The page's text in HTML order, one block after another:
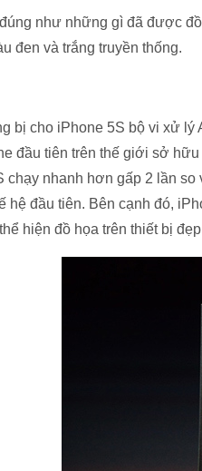
như những gì đã được
đen và trắng truyền thống.
bị cho iPhone 5S bộ vi xử
đầu tiên trên thế giới sở
chạy nhanh hơn gấp 2 lần
hệ đầu tiên. Bên cạnh đó,
hiện đồ họa trên thiết bị